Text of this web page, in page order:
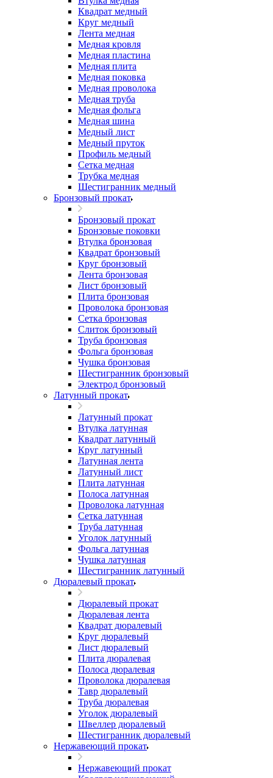
Квадрат медный
Круг медный
Лента медная
Медная кровля
Медная пластина
Медная плита
Медная поковка
Медная проволока
Медная труба
Медная фольга
Медная шина
Медный лист
Медный пруток
Профиль медный
Сетка медная
Трубка медная
Шестигранник медный
Бронзовый прокат
Бронзовый прокат
Бронзовые поковки
Втулка бронзовая
Квадрат бронзовый
Круг бронзовый
Лента бронзовая
Лист бронзовый
Плита бронзовая
Проволока бронзовая
Сетка бронзовая
Слиток бронзовый
Труба бронзовая
Фольга бронзовая
Чушка бронзовая
Шестигранник бронзовый
Электрод бронзовый
Латунный прокат
Латунный прокат
Втулка латунная
Квадрат латунный
Круг латунный
Латунная лента
Латунный лист
Плита латунная
Полоса латунная
Проволока латунная
Сетка латунная
Труба латунная
Уголок латунный
Фольга латунная
Чушка латунная
Шестигранник латунный
Дюралевый прокат
Дюралевый прокат
Дюралевая лента
Квадрат дюралевый
Круг дюралевый
Лист дюралевый
Плита дюралевая
Полоса дюралевая
Проволока дюралевая
Тавр дюралевый
Труба дюралевая
Уголок дюралевый
Швеллер дюралевый
Шестигранник дюралевый
Нержавеющий прокат
Нержавеющий прокат